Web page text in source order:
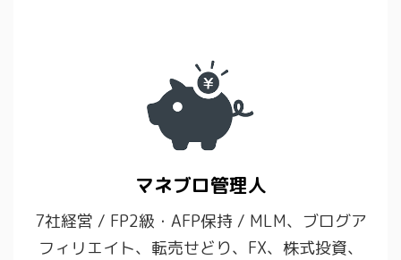
マネブロ管理人
7社経営 / FP2級・AFP保持 / MLM、ブログア
フィリエイト、転売せどり、FX、株式投資、